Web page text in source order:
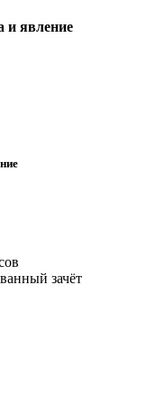
и явление
зачёт